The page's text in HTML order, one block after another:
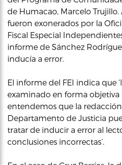
de Humacao, Marcelo
fueron exonerados por la
Fiscal Especial
informe de Sánchez
inducía a error.
El informe del FEI indica que
examinado en forma objetiva
entendemos que la
Departamento de Justicia
tratar de inducir a error al
conclusiones incorrectas’.